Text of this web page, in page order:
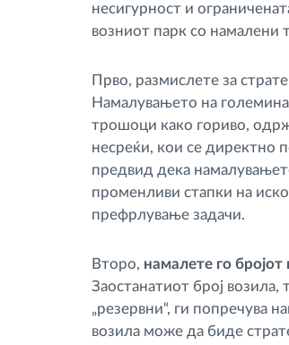
несигурност и
возниот парк со намалени
Прво, размислете за
Намалувањето на
трошоци како гориво,
несреќи, кои се директно
предвид дека
променливи стапки на
префрлување задачи.
Второ, намалете го
Заостанатиот број возила,
„резервни“, ги попречува
возила може да биде